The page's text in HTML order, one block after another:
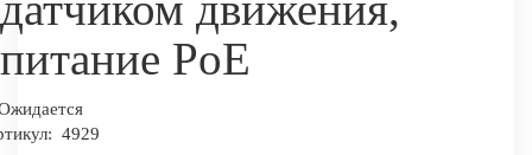
питание PoE
4929